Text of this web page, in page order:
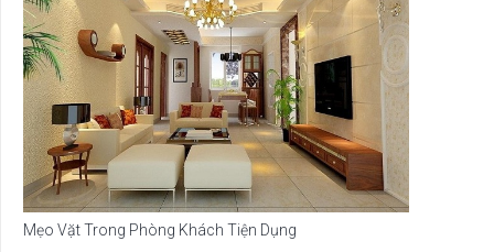
Mẹo Vặt Trong Phòng Khách Tiện Dụng